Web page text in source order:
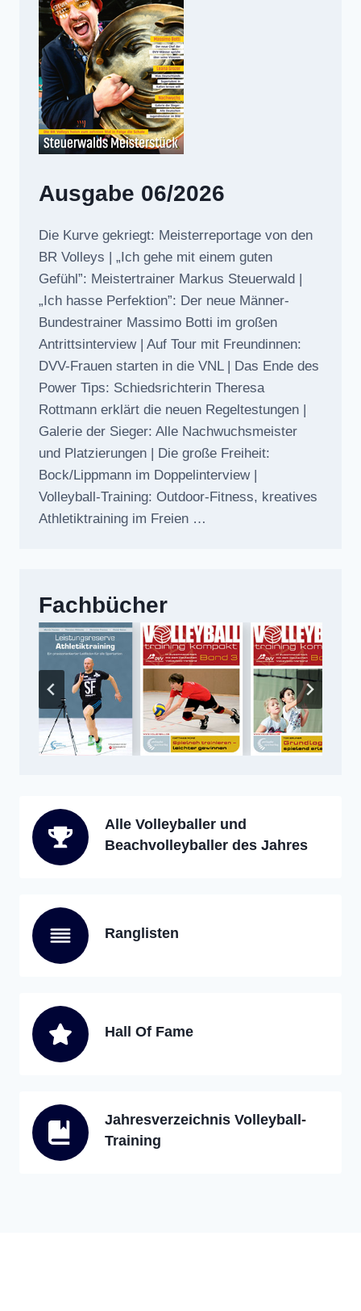
Ausgabe 06/2026
Die Kurve gekriegt: Meisterreportage von den
BR Volleys | „Ich gehe mit einem guten
Gefühl”: Meistertrainer Markus Steuerwald |
„Ich hasse Perfektion”: Der neue Männer-
Bundestrainer Massimo Botti im großen
Antrittsinterview | Auf Tour mit Freundinnen:
DVV-Frauen starten in die VNL | Das Ende des
Power Tips: Schiedsrichterin Theresa
Rottmann erklärt die neuen Regeltestungen |
Galerie der Sieger: Alle Nachwuchsmeister
und Platzierungen | Die große Freiheit:
Bock/Lippmann im Doppelinterview |
Volleyball-Training: Outdoor-Fitness, kreatives
Athletiktraining im Freien …
Fachbücher
Alle Volleyballer und
Beachvolleyballer des Jahres
Ranglisten
Hall Of Fame
Jahresverzeichnis Volleyball-
Training